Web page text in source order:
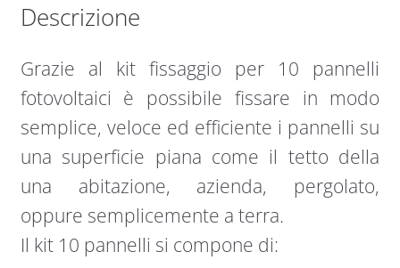
Descrizione
Grazie al kit fissaggio per 10 pannelli
fotovoltaici è possibile fissare in modo
semplice, veloce ed efficiente i pannelli su
una superficie piana come il tetto della
una abitazione, azienda, pergolato,
oppure semplicemente a terra.
Il kit 10 pannelli si compone di: